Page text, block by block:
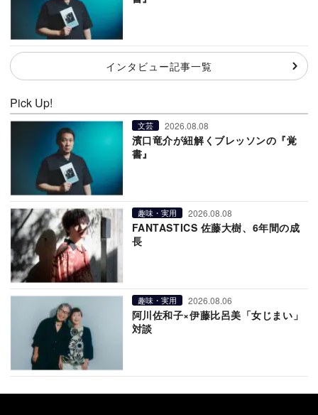
インタビュー記事一覧
Pick Up!
文芸 2026.08.08
濱口竜介が紐解くブレッソンの『覚
書』
趣味・実用 2026.08.08
FANTASTICS 佐藤大樹、6年間の成
長
趣味・実用 2026.08.06
阿川佐和子×伊藤比呂美「女じまい」
対談